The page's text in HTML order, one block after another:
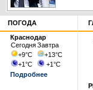
ПОГОДА
Краснодар
СегодняЗавтра
+9°С +13°С
+1°С +1°С
Подробнее